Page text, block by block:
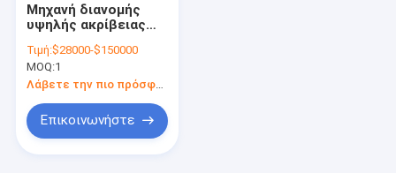
Μηχανή διανομής
υψηλής ακρίβειας
Τιμή:$28000-$150000
MOQ:1
Λάβετε την πιο πρόσφατη τιμή
Επικοινωνήστε